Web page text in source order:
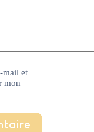
mail et
mon